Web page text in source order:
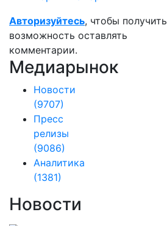
Авторизуйтесь, чтобы получить
возможность оставлять
комментарии.
Медиарынок
Новости
(9707)
Пресс
релизы
(9086)
Аналитика
(1381)
Новости